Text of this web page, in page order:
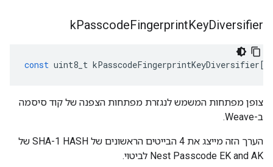
kPasscodeFingerprintKeyDiversifier
const uint8_t kPasscodeFingerprintKeyDiversifier[]
צופן מפתחות המשמש לנגזרת מפתחות הצפנה של קוד סיסמה
ב-Weave.
הערך הזה מייצג את 4 הבייטים הראשונים של SHA-1 HASH של
Nest Passcode EK and AK לביטוי.